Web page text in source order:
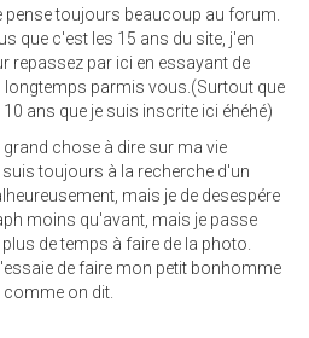
pense toujours beaucoup au forum.
que c'est les 15 ans du site, j'en
repassez par ici en essayant de
longtemps parmis vous.(Surtout que
ans que je suis inscrite ici éhéhé)
grand chose à dire sur ma vie
suis toujours à la recherche d'un
mais je de desespére
moins qu'avant, mais je passe
de temps à faire de la photo.
de faire mon petit bonhomme
on dit.